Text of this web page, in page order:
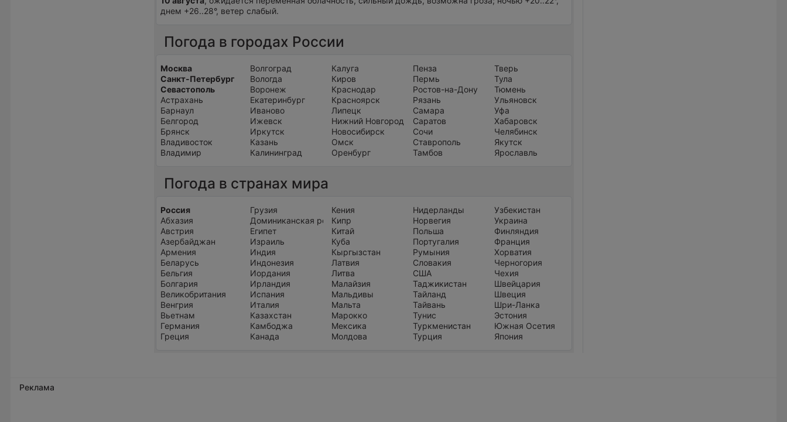
днем +26..28°, ветер слабый.
Погода в городах России
Москва
Санкт-Петербург
Севастополь
Астрахань
Барнаул
Белгород
Брянск
Владивосток
Владимир
Волгоград
Вологда
Воронеж
Екатеринбург
Иваново
Ижевск
Иркутск
Казань
Калининград
Калуга
Киров
Краснодар
Красноярск
Липецк
Нижний Новгород
Новосибирск
Омск
Оренбург
Пенза
Пермь
Ростов-на-Дону
Рязань
Самара
Саратов
Сочи
Ставрополь
Тамбов
Тверь
Тула
Тюмень
Ульяновск
Уфа
Хабаровск
Челябинск
Якутск
Ярославль
Погода в странах мира
Россия
Абхазия
Австрия
Азербайджан
Армения
Беларусь
Бельгия
Болгария
Великобритания
Венгрия
Вьетнам
Германия
Греция
Грузия
Доминиканская республика
Египет
Израиль
Индия
Индонезия
Иордания
Ирландия
Испания
Италия
Казахстан
Камбоджа
Канада
Кения
Кипр
Китай
Куба
Кыргызстан
Латвия
Литва
Малайзия
Мальдивы
Мальта
Марокко
Мексика
Молдова
Нидерланды
Норвегия
Польша
Португалия
Румыния
Словакия
США
Таджикистан
Тайланд
Тайвань
Тунис
Туркменистан
Турция
Узбекистан
Украина
Финляндия
Франция
Хорватия
Черногория
Чехия
Швейцария
Швеция
Шри-Ланка
Эстония
Южная Осетия
Япония
Реклама